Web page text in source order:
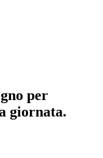
per
giornata.